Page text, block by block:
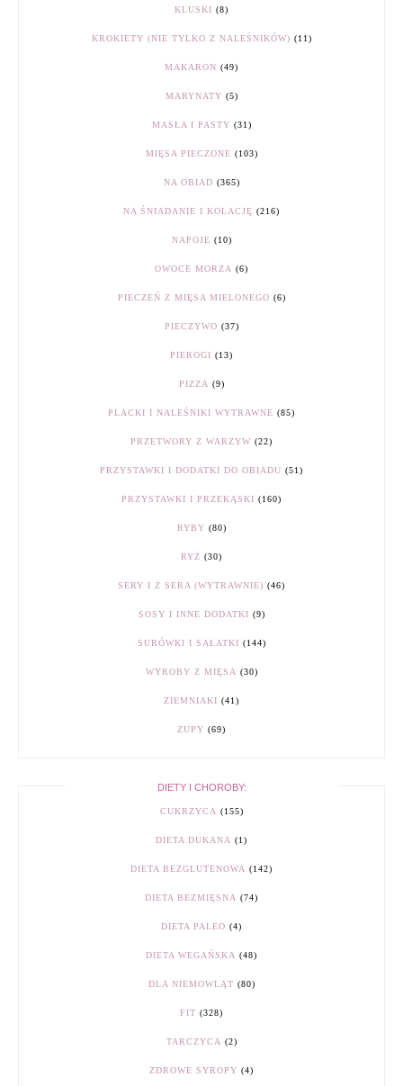
KLUSKI (8)
KROKIETY (NIE TYLKO Z NALEŚNIKÓW) (11)
MAKARON (49)
MARYNATY (5)
MASŁA I PASTY (31)
MIĘSA PIECZONE (103)
NA OBIAD (365)
NA ŚNIADANIE I KOLACJĘ (216)
NAPOJE (10)
OWOCE MORZA (6)
PIECZEŃ Z MIĘSA MIELONEGO (6)
PIECZYWO (37)
PIEROGI (13)
PIZZA (9)
PLACKI I NALEŚNIKI WYTRAWNE (85)
PRZETWORY Z WARZYW (22)
PRZYSTAWKI I DODATKI DO OBIADU (51)
PRZYSTAWKI I PRZEKĄSKI (160)
RYBY (80)
RYŻ (30)
SERY I Z SERA (WYTRAWNIE) (46)
SOSY I INNE DODATKI (9)
SURÓWKI I SAŁATKI (144)
WYROBY Z MIĘSA (30)
ZIEMNIAKI (41)
ZUPY (69)
DIETY I CHOROBY:
CUKRZYCA (155)
DIETA DUKANA (1)
DIETA BEZGLUTENOWA (142)
DIETA BEZMIĘSNA (74)
DIETA PALEO (4)
DIETA WEGAŃSKA (48)
DLA NIEMOWLĄT (80)
FIT (328)
TARCZYCA (2)
ZDROWE SYROPY (4)